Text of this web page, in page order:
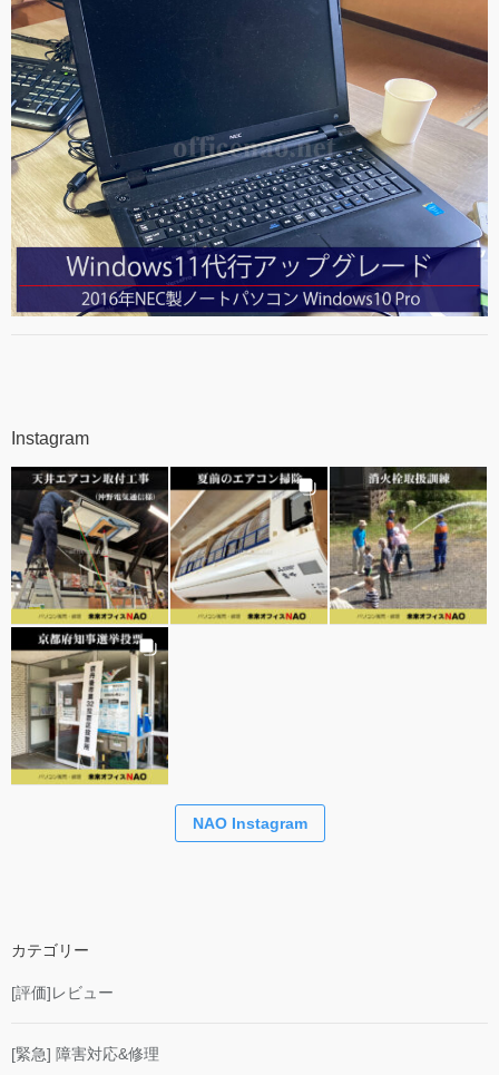
Instagram
NAO Instagram
カテゴリー
[評価]レビュー
[緊急] 障害対応&修理